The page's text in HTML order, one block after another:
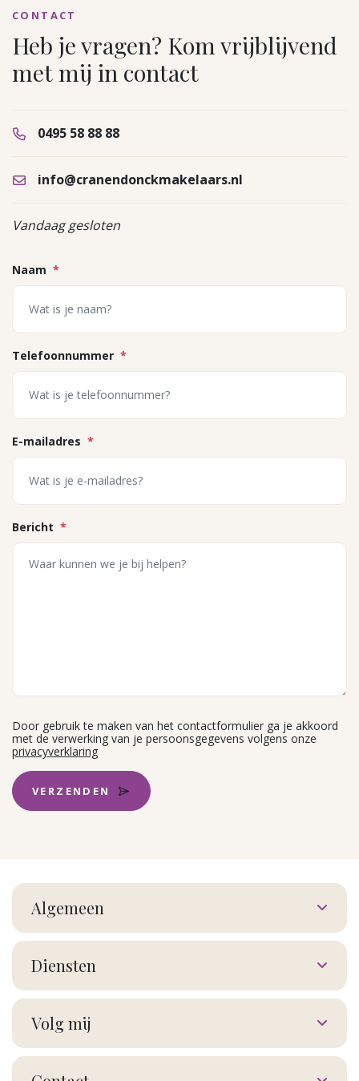
CONTACT
Heb je vragen? Kom vrijblijvend
met mij in contact
0495 58 88 88
info@cranendonckmakelaars.nl
Vandaag gesloten
Naam *
Telefoonnummer *
E-mailadres *
Bericht *
Door gebruik te maken van het contactformulier ga je akkoord
met de verwerking van je persoonsgegevens volgens onze
privacyverklaring
VERZENDEN
Algemeen
Diensten
Volg mij